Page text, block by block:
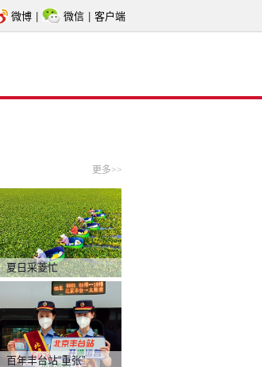
微博 微信 客户端
更多>>
夏日采菱忙
百年丰台站“重张”